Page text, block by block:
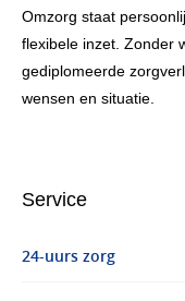
Omzorg staat
flexibele inzet. Zonder
gediplomeerde
wensen en situatie.
Service
24-uurs zorg